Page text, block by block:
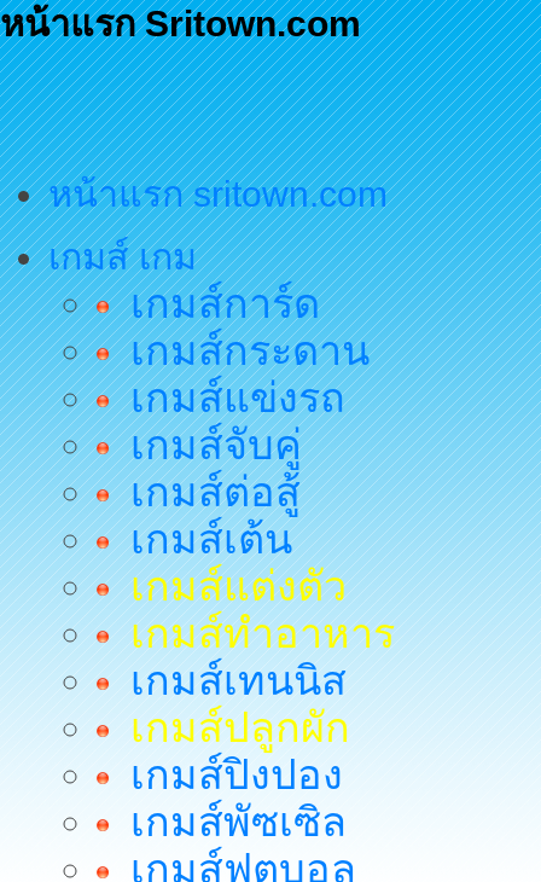
หน้าแรก Sritown.com
หน้าแรก sritown.com
เกมส์ เกม
เกมส์การ์ด
เกมส์กระดาน
เกมส์แข่งรถ
เกมส์จับคู่
เกมส์ต่อสู้
เกมส์เต้น
เกมส์แต่งตัว
เกมส์ทำอาหาร
เกมส์เทนนิส
เกมส์ปลูกผัก
เกมส์ปิงปอง
เกมส์พัซเซิล
เกมส์ฟุตบอล